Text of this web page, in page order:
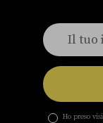
Ho preso